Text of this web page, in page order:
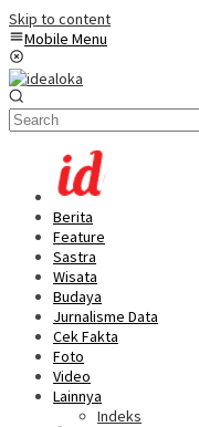
Skip to content
Mobile Menu
Berita
Feature
Sastra
Wisata
Budaya
Jurnalisme Data
Cek Fakta
Foto
Video
Lainnya
Indeks